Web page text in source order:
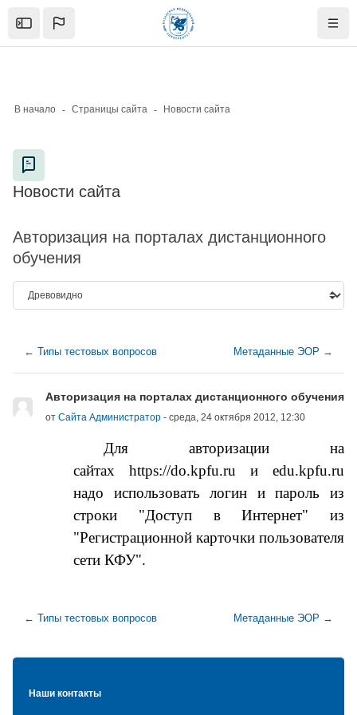
Перейти к основному содержанию
Open the sidebar
В начало Страницы сайта Новости сайта
Блоки
Новости сайта
Блоки
Авторизация на порталах дистанционного
обучения
← Типы тестовых вопросов Метаданные ЭОР →
Авторизация на порталах дистанционного обучения
от Сайта Администратор - среда, 24 октября 2012, 12:30
Количество ответов: 0
Для авторизации на
сайтах https://do.kpfu.ru и edu.kpfu.ru
надо использовать логин и пароль из
строки "Доступ в Интернет" из
"Регистрационной карточки пользователя
сети КФУ".
← Типы тестовых вопросов Метаданные ЭОР →
Наши контакты